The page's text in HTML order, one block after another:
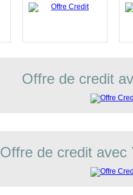
Offre de credit
Offre de credit avec